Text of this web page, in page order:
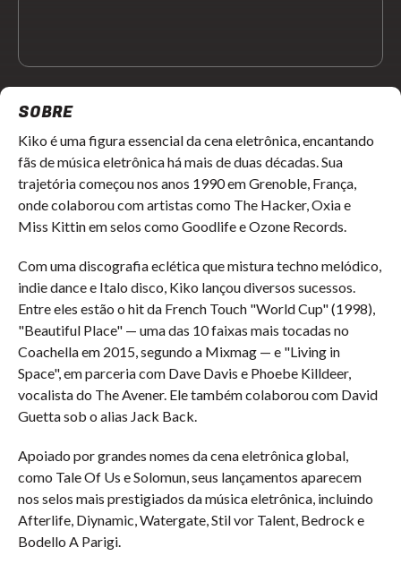
SOBRE
Kiko é uma figura essencial da cena eletrônica, encantando
fãs de música eletrônica há mais de duas décadas. Sua
trajetória começou nos anos 1990 em Grenoble, França,
onde colaborou com artistas como The Hacker, Oxia e
Miss Kittin em selos como Goodlife e Ozone Records.
Com uma discografia eclética que mistura techno melódico,
indie dance e Italo disco, Kiko lançou diversos sucessos.
Entre eles estão o hit da French Touch "World Cup" (1998),
"Beautiful Place" — uma das 10 faixas mais tocadas no
Coachella em 2015, segundo a Mixmag — e "Living in
Space", em parceria com Dave Davis e Phoebe Killdeer,
vocalista do The Avener. Ele também colaborou com David
Guetta sob o alias Jack Back.
Apoiado por grandes nomes da cena eletrônica global,
como Tale Of Us e Solomun, seus lançamentos aparecem
nos selos mais prestigiados da música eletrônica, incluindo
Afterlife, Diynamic, Watergate, Stil vor Talent, Bedrock e
Bodello A Parigi.